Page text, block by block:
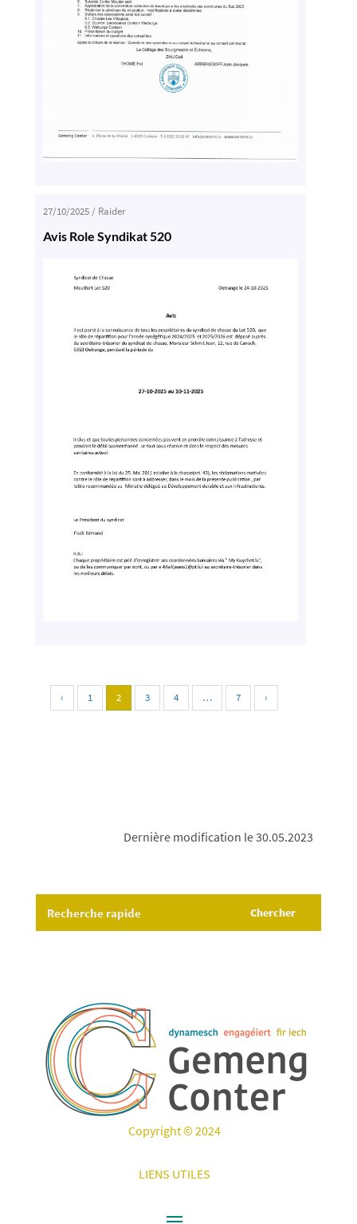
27/10/2025/ Raider
Avis Role Syndikat 520
‹ 1 2 3 4 … 7 ›
Dernière modification le 30.05.2023
Copyright © 2024
LIENS UTILES